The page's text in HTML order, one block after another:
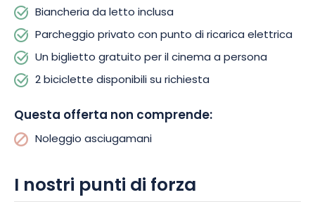
All’arrivo riceverete un regalo di benvenuto e la connessione
wifi gratuita e illimitata. Si prega di notare, tuttavia, che questa
è una casa per non fumatori e non accetta animali domestici
o feste. Quindi prenotate subito per un soggiorno
Biancheria da letto inclusa
Parcheggio privato con punto di ricarica elettrica
Un biglietto gratuito per il cinema a persona
2 biciclette disponibili su richiesta
Questa offerta non comprende:
Noleggio asciugamani
I nostri punti di forza